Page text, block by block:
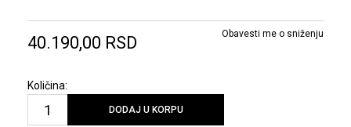
40.190,00 RSD Obavesti me o sniženju
Količina:
DODAJ U KORPU